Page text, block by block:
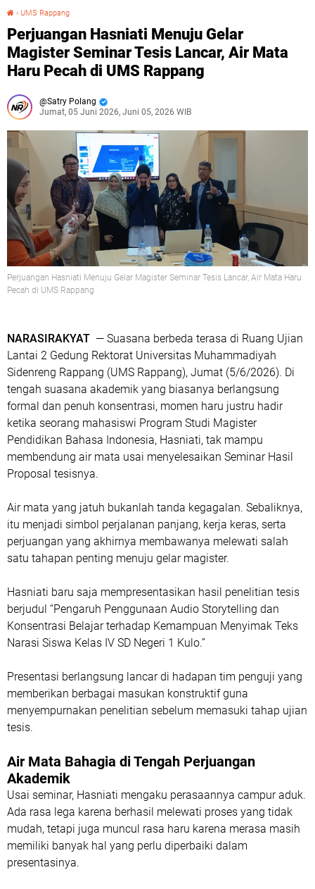
› UMS Rappang
Perjuangan Hasniati Menuju Gelar
Magister Seminar Tesis Lancar, Air Mata
Haru Pecah di UMS Rappang
Satry Polang
Jumat, 05 Juni 2026, Juni 05, 2026 WIB
Perjuangan Hasniati Menuju Gelar Magister Seminar Tesis Lancar, Air Mata Haru
Pecah di UMS Rappang
NARASIRAKYAT — Suasana berbeda terasa di Ruang Ujian
Lantai 2 Gedung Rektorat Universitas Muhammadiyah
Sidenreng Rappang (UMS Rappang), Jumat (5/6/2026). Di
tengah suasana akademik yang biasanya berlangsung
formal dan penuh konsentrasi, momen haru justru hadir
ketika seorang mahasiswi Program Studi Magister
Pendidikan Bahasa Indonesia, Hasniati, tak mampu
membendung air mata usai menyelesaikan Seminar Hasil
Proposal tesisnya.
Air mata yang jatuh bukanlah tanda kegagalan. Sebaliknya,
itu menjadi simbol perjalanan panjang, kerja keras, serta
perjuangan yang akhirnya membawanya melewati salah
satu tahapan penting menuju gelar magister.
Hasniati baru saja mempresentasikan hasil penelitian tesis
berjudul “Pengaruh Penggunaan Audio Storytelling dan
Konsentrasi Belajar terhadap Kemampuan Menyimak Teks
Narasi Siswa Kelas IV SD Negeri 1 Kulo.”
Presentasi berlangsung lancar di hadapan tim penguji yang
memberikan berbagai masukan konstruktif guna
menyempurnakan penelitian sebelum memasuki tahap ujian
tesis.
Air Mata Bahagia di Tengah Perjuangan
Akademik
Usai seminar, Hasniati mengaku perasaannya campur aduk.
Ada rasa lega karena berhasil melewati proses yang tidak
mudah, tetapi juga muncul rasa haru karena merasa masih
memiliki banyak hal yang perlu diperbaiki dalam
presentasinya.